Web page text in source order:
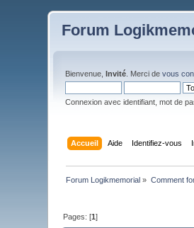
Forum
Bienvenue,Invité . Merci devous
Connexion avec identifiant, mot de
Accueil Aide Identifiez-vous
Forum Logikmemorial » Comment
Pages: [1]